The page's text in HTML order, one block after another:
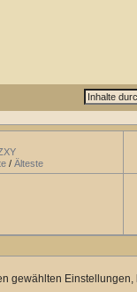
/ Älteste
gewählten Einstellungen,